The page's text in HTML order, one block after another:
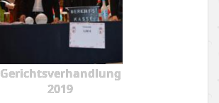
Gerichtsverhandlung
2019